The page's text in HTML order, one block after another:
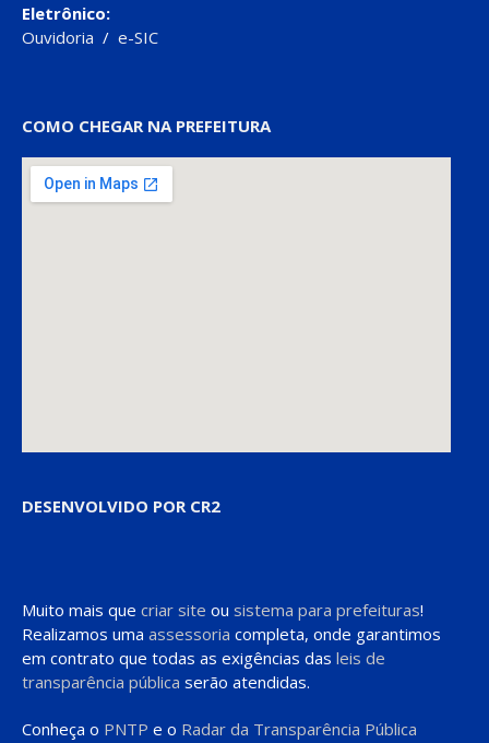
Eletrônico:
Ouvidoria / e-SIC
COMO CHEGAR NA PREFEITURA
DESENVOLVIDO POR CR2
Muito mais que criar site ou sistema para prefeituras!
Realizamos uma assessoria completa, onde garantimos
em contrato que todas as exigências das leis de
transparência pública serão atendidas.
Conheça o PNTP e o Radar da Transparência Pública